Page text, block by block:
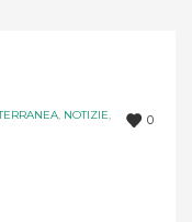
0
, NOTIZIE,